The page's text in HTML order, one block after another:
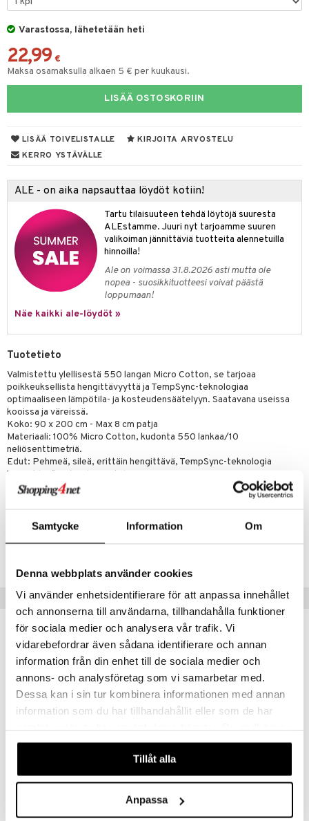
Samtycke Information Om
Denna webbplats använder cookies
Vi använder enhetsidentifierare för att anpassa innehållet
och annonserna till användarna, tillhandahålla funktioner
för sociala medier och analysera vår trafik. Vi
vidarebefordrar även sådana identifierare och annan
information från din enhet till de sociala medier och
annons- och analysföretag som vi samarbetar med.
Dessa kan i sin tur kombinera informationen med annan
information som du har tillhandahållit eller som de har
våra cookies vid fortsatt användande av vår webbplats.
Tillåt alla
Anpassa
Varastossa, lähetetään heti
22,99 €
Maksa osamaksulla alkaen 5 € per kuukausi.
LISÄÄ OSTOSKORIIN
LISÄÄ TOIVELISTALLE
KIRJOITA ARVOSTELU
KERRO YSTÄVÄLLE
ALE - on aika napsauttaa löydöt kotiin!
Tartu tilaisuuteen tehdä löytöjä suuresta
ALEstamme. Juuri nyt tarjoamme suuren
valikoiman jännittäviä tuotteita alennetuilla
hinnoilla!
Ale on voimassa 31.8.2026 asti mutta ole
nopea - suosikkituotteesi voivat päästä
loppumaan!
Näe kaikki ale-löydöt »
Tuotetieto
Valmistettu ylellisestä 550 langan Micro Cotton, se tarjoaa
poikkeuksellista hengittävyyttä ja TempSync-teknologiaa
optimaaliseen lämpötila- ja kosteudensäätelyyn. Saatavana useissa
kooissa ja väreissä.
Koko: 90 x 200 cm - Max 8 cm patja
Materiaali: 100% Micro Cotton, kudonta 550 lankaa/10
neliösenttimetriä.
Edut: Pehmeä, sileä, erittäin hengittävä, TempSync-teknologia
lämpötila-/kosteudensäätelyyn.
Sertifioitu: OEKO-TEX STANDARD 100 (allergeenivapaa).
Hoito: Konepesu (hellävarainen ohjelma, max 60°C).
Tuotenumero
Vinkkejä sinulle
Jacquard-joustolakana 180 x 200 cm
AUMI COLLECTION
28,99
Joustolakana 90 x 200 cm
AUMI COLLECTION
19,99
& Vihannesveitset
& Korit
tekstiilit
& Tyynyliinat